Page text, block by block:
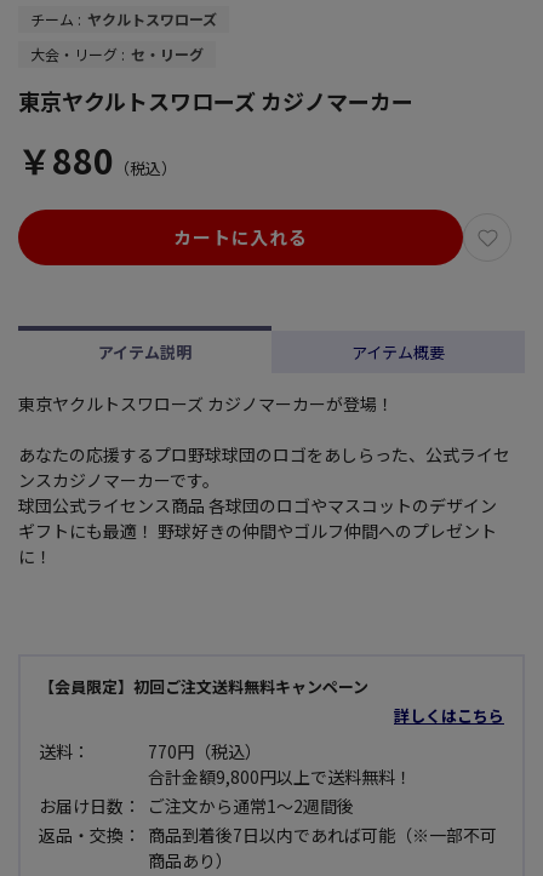
チーム : ヤクルトスワローズ
大会・リーグ : セ・リーグ
東京ヤクルトスワローズ カジノマーカー
￥880 （税込）
カートに入れる
アイテム説明 アイテム概要
東京ヤクルトスワローズ カジノマーカーが登場！
あなたの応援するプロ野球球団のロゴをあしらった、公式ライセ
ンスカジノマーカーです。
球団公式ライセンス商品 各球団のロゴやマスコットのデザイン
ギフトにも最適！ 野球好きの仲間やゴルフ仲間へのプレゼント
に！
【会員限定】初回ご注文送料無料キャンペーン
詳しくはこちら
送料：
770円（税込）
合計金額9,800円以上で送料無料！
お届け日数：
ご注文から通常1～2週間後
返品・交換：
商品到着後7日以内であれば可能（※一部不可
商品あり）